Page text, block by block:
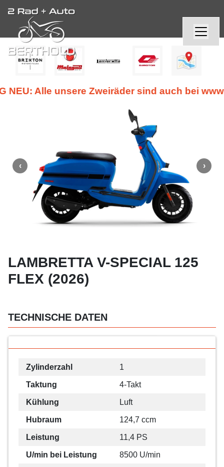
Alle unsere Zweiräder sind auch bei
LAMBRETTA V-SPECIAL 125
FLEX (2026)
TECHNISCHE DATEN
Zylinderzahl 1
Taktung 4-Takt
Kühlung Luft
Hubraum 124,7 ccm
Leistung 11,4 PS
U/min bei Leistung 8500 U/min